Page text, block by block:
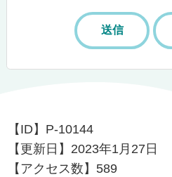
【ID】 P-10144
【更新日】 2023年1月27日
【アクセス数】 589